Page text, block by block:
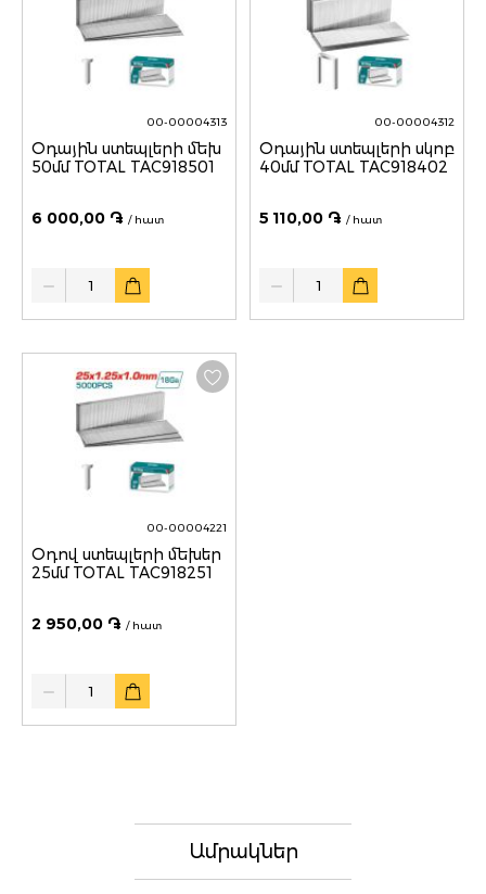
00-00004313
Օդային ստեպլերի մեխ
50մմ TOTAL TAC918501
6 000,00 ֏ / հատ
00-00004312
Օդային ստեպլերի սկոբ
40մմ TOTAL TAC918402
5 110,00 ֏ / հատ
00-00004221
Օդով ստեպլերի մեխեր
25մմ TOTAL TAC918251
2 950,00 ֏ / հատ
Ամրակներ